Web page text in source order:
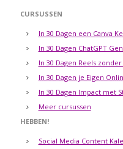
CURSUSSEN
In 30 Dagen een Canva
In 30 Dagen ChatGPT
In 30 Dagen Reels
In 30 Dagen je Eigen
In 30 Dagen Impact met
Meer cursussen
HEBBEN!
Social Media Content